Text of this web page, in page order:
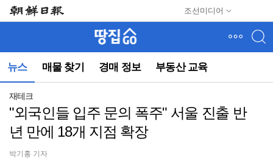
조선미디어
뉴스 매물 찾기 경매 정보 부동산 교육
뉴
(컨
재테크
"외국인들 입주 문의 폭주" 서울 진출 반
년 만에 18개 지점 확장
박기홍 기자